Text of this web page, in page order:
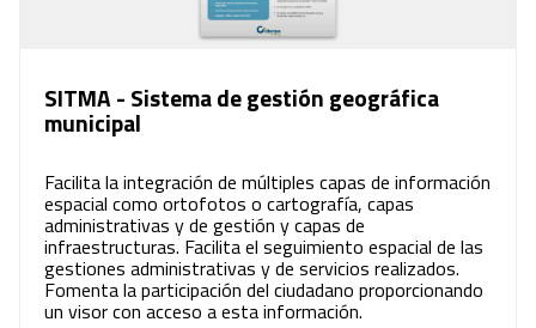
SITMA - Sistema de gestión geográfica
municipal
Facilita la integración de múltiples capas de información
espacial como ortofotos o cartografía, capas
administrativas y de gestión y capas de
infraestructuras. Facilita el seguimiento espacial de las
gestiones administrativas y de servicios realizados.
Fomenta la participación del ciudadano proporcionando
un visor con acceso a esta información.